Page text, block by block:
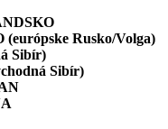
(európske Rusko/Volga)
Sibír)
Sibír)